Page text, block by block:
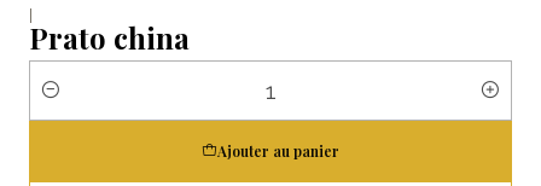
|
Prato china
Quantité
Ajouter au panier